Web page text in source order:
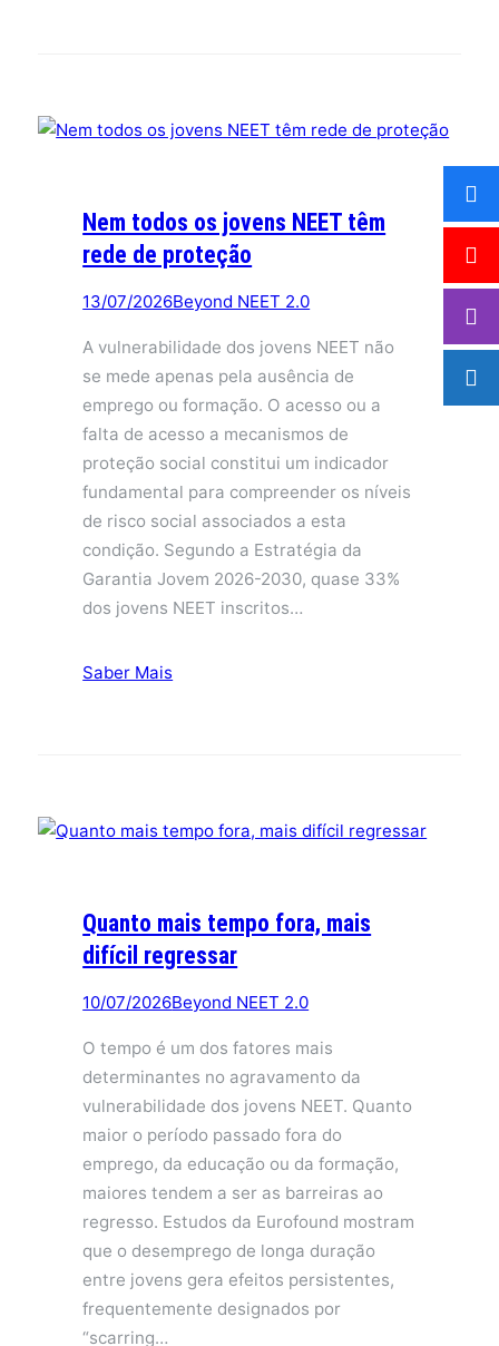
Nem todos os jovens NEET têm
rede de proteção
13/07/2026Beyond NEET 2.0
A vulnerabilidade dos jovens NEET não
se mede apenas pela ausência de
emprego ou formação. O acesso ou a
falta de acesso a mecanismos de
proteção social constitui um indicador
fundamental para compreender os níveis
de risco social associados a esta
condição. Segundo a Estratégia da
Garantia Jovem 2026-2030, quase 33%
dos jovens NEET inscritos…
Saber Mais
Quanto mais tempo fora, mais
difícil regressar
10/07/2026Beyond NEET 2.0
O tempo é um dos fatores mais
determinantes no agravamento da
vulnerabilidade dos jovens NEET. Quanto
maior o período passado fora do
emprego, da educação ou da formação,
maiores tendem a ser as barreiras ao
regresso. Estudos da Eurofound mostram
que o desemprego de longa duração
entre jovens gera efeitos persistentes,
frequentemente designados por
“scarring…